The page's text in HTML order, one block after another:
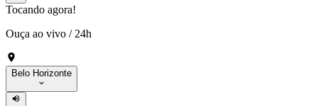
Tocando agora!
Ouça ao vivo / 24h
Belo Horizonte